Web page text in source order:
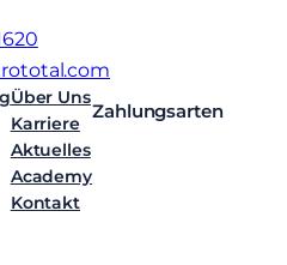
Über Uns
Karriere
Aktuelles
Academy
Kontakt
Zahlungsarten